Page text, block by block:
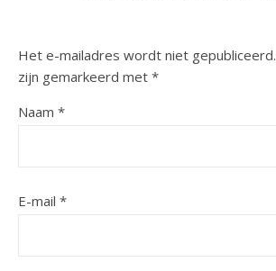
Het e-mailadres wordt niet gepubliceerd.
zijn gemarkeerd met *
Naam *
E-mail *